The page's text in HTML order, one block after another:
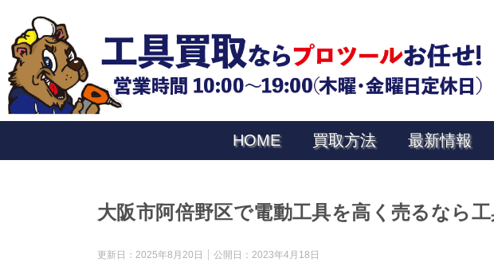
HOME 買取方法 最新情報
大阪市阿倍野区で電動工具を高く売るなら
更新日： 2025年8月20日 公開日： 2023年4月18日